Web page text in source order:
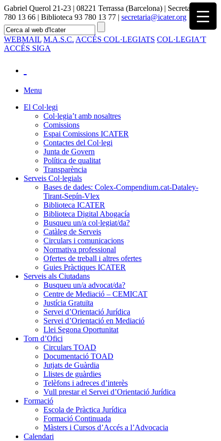
Gabriel Querol 21-23 | 08221 Terrassa (Barcelona) | Secretaria 93
780 13 66 | Biblioteca 93 780 13 77 | secretaria@icater.org
WEBMAIL M.A.S.C. ACCÉS COL·LEGIATS COL·LEGIA'T
ACCÉS SIGA
Menu
El Col·legi
Col·legia’t amb nosaltres
Comissions
Espai Comissions ICATER
Contactes del Col·legi
Junta de Govern
Política de qualitat
Transparència
Serveis Col·legials
Bases de dades: Colex-Compendium.cat-Dataley-
Tirant-Sepín-Vlex
Biblioteca ICATER
Biblioteca Digital Abogacía
Busqueu un/a col·legiat/da?
Catàleg de Serveis
Circulars i comunicacions
Normativa professional
Ofertes de treball i altres ofertes
Guies Pràctiques ICATER
Serveis als Ciutadans
Busqueu un/a advocat/da?
Centre de Mediació – CEMICAT
Justícia Gratuïta
Servei d’Orientació Jurídica
Servei d’Orientació en Mediació
Llei Segona Oportunitat
Torn d’Ofici
Circulars TOAD
Documentació TOAD
Jutjats de Guàrdia
Llistes de guàrdies
Telèfons i adreces d’interès
Vull prestar el Servei d’Orientació Jurídica
Formació
Escola de Pràctica Jurídica
Formació Continuada
Màsters i Cursos d’Accés a l’Advocacia
Calendari